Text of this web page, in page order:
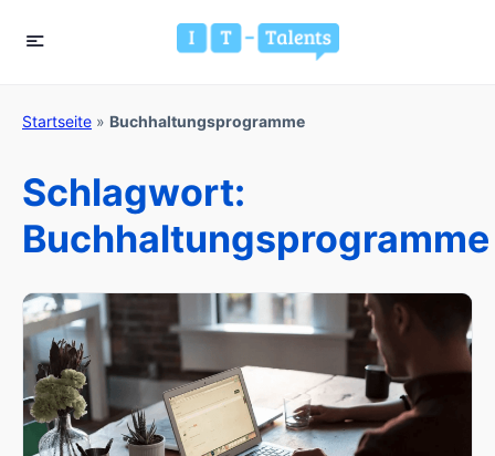
Startseite » Buchhaltungsprogramme
Schlagwort:
Buchhaltungsprogramme